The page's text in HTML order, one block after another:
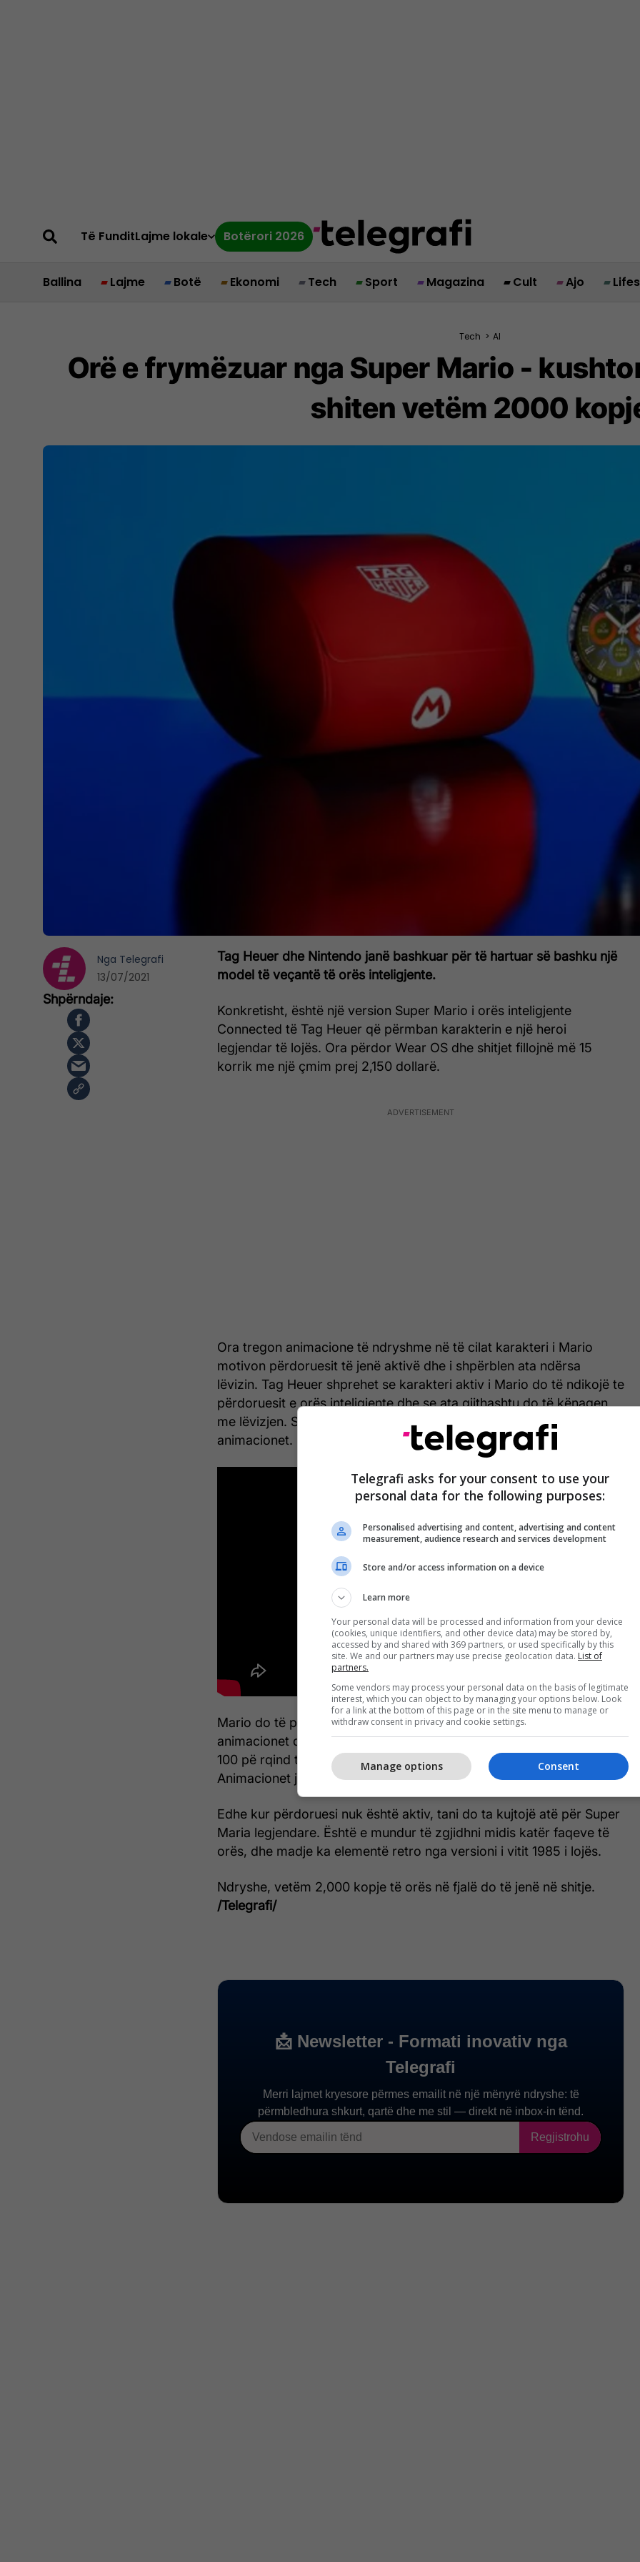
Të FunditLajme lokale Botërori 2026
Ballina Lajme Botë Ekonomi Tech Sport Magazina Cult Ajo
Tech > AI
Orë e frymëzuar nga Super Mario -
shiten vetëm 2000
Tag Heuer dhe Nintendo janë bashkuar për të hartuar së bashku një
model të veçantë të orës inteligjente.
Konkretisht, është një version Super Mario i orës inteligjente
Connected të Tag Heuer që përmban karakterin e një heroi
legjendar të lojës. Ora përdor Wear OS dhe shitjet fillojnë më 15
korrik me një çmim prej 2,150 dollarë.
Ora tregon animacione të ndryshme në të cilat karakteri i Mario
motivon përdoruesit të jenë aktivë dhe i shpërblen ata ndërsa
lëvizin. Tag Heuer shprehet se karakteri aktiv i Mario do të ndikojë te
përdoruesit e orës inteligjente dhe se ata gjithashtu do të kënaqen
me lëvizjen. Sa më aktiv të jetë përdoruesi, aq më të gjalla do të jenë
animacionet.
Mario do të përshëndesë përdoruesin e orës çdo mëngjes dhe
animacionet do të ndryshojnë pasi përdoruesi arrin 25, 50, 75 dhe
100 pë rqind të hapave të planifikuar, domethënë distancën e kaluar.
Animacionet janë të njohura dhe të marra nga universi Mario.
Edhe kur përdoruesi nuk është aktiv, tani do ta kujtojë atë për Super
Maria legjendare. Është e mundur të zgjidhni midis katër faqeve të
orës, dhe madje ka elementë retro nga versioni i vitit 1985 i lojës.
Ndryshe, vetëm 2,000 kopje të orës në fjalë do të jenë në shitje.
/Telegrafi/
Nga Telegrafi
13/07/2021
Telegrafi asks for your consent to use your
personal data for the following purposes:
Personalised advertising and content, advertising and content
measurement, audience research and services development
Store and/or access information on a device
Learn more
Your personal data will be processed and information from your device
(cookies, unique identifiers, and other device data) may be stored by,
accessed by and shared with 369 partners, or used specifically by this
site. We and our partners may use precise geolocation data. List of
partners.
Some vendors may process your personal data on the basis of legitimate
interest, which you can object to by managing your options below. Look
for a link at the bottom of this page or in the site menu to manage or
withdraw consent in privacy and cookie settings.
Consent
Manage options